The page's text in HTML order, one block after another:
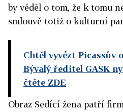
by věděl o tom, že k tomu
smlouvě totiž o kulturní
Chtěl vyvézt Picassův
Bývalý ředitel GASK
čtěte ZDE
Obraz Sedící žena patří